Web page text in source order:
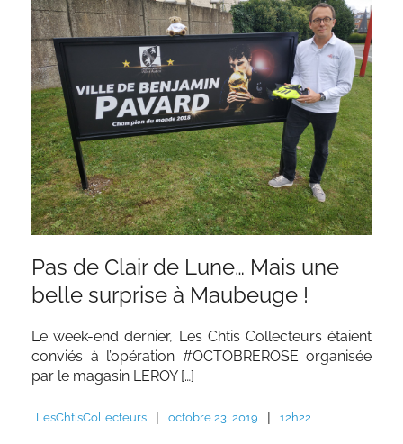
Pas de Clair de Lune… Mais une
belle surprise à Maubeuge !
Le week-end dernier, Les Chtis Collecteurs étaient
conviés à l’opération #OCTOBREROSE organisée
par le magasin LEROY […]
LesChtisCollecteurs | octobre 23, 2019 | 12h22